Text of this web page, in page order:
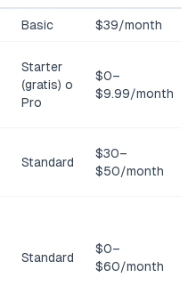
Basic $39/month
Starter
(gratis) o
Pro
$0–
$9.99/month
Standard
$30–
$50/month
Standard
$0–
$60/month